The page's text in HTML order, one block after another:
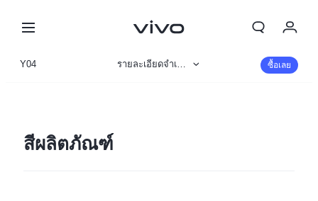
Y04 รายละเอียดจำเพาะ ซื้อเลย
สีผลิตภัณฑ์